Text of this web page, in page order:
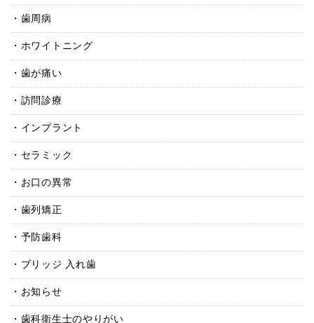
歯周病
ホワイトニング
歯が痛い
訪問診療
インプラント
セラミック
お口の異常
歯列矯正
予防歯科
ブリッジ 入れ歯
お知らせ
歯科衛生士のやりがい